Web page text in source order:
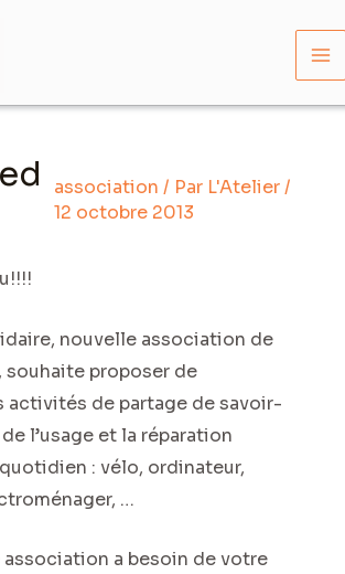
association / Par L'Atelier/
12 octobre 2013
nouvelle association de
souhaite proposer de
activités de partage de savoir-
l’usage et la réparation
: vélo, ordinateur,
…
a besoin de votre